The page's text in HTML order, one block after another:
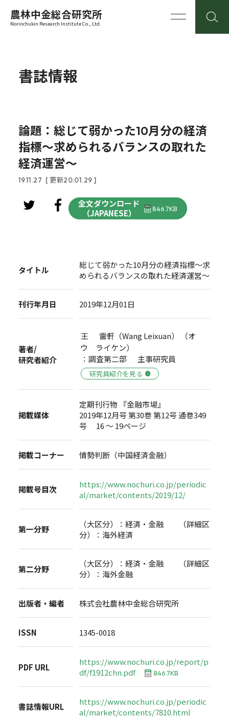
農林中金総合研究所
Norinchukin Research Institute Co., Ltd.
書誌情報
論題：総じて弱かった10月分の経済
指標～求められるバランスの取れた
経済運営～
19.11.27 [ 更新20.01.29 ]
全文ダウンロード
（JAPANESE）
846.7KB
タイトル
総じて弱かった10月分の経済指標～求
められるバランスの取れた経済運営～
刊行年月日 2019年12月01日
著者/
研究者紹介
王 雷軒（Wang Leixuan） （オ
ウ ライケン）
：調査第二部 主事研究員
研究員紹介を見る
掲載媒体
定期刊行物 『金融市場』
2019年12月号 第30巻 第12号 通巻349
号 16 ～ 19ページ
掲載コーナー 情勢判断（中国経済金融）
掲載号目次
https://www.nochuri.co.jp/periodic
al/market/contents/2019/12/
第一分野
（大区分）：経済・金融 （詳細区
分）：海外経済
第二分野
（大区分）：経済・金融 （詳細区
分）：海外金融
出版者・編者 株式会社農林中金総合研究所
ISSN 1345-0018
PDF URL
https://www.nochuri.co.jp/report/p
df/f1912chn.pdf
846.7KB
書誌情報URL
https://www.nochuri.co.jp/periodic
al/market/contents/7810.html